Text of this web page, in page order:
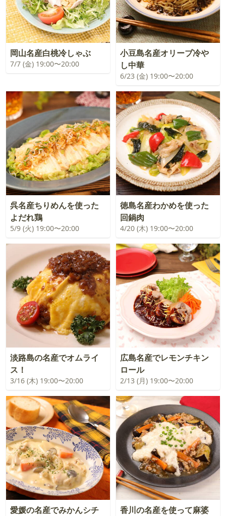
岡山名産白桃冷しゃぶ
7/7 (金) 19:00〜20:00
小豆島名産オリーブ冷や
し中華
6/23 (金) 19:00〜20:00
呉名産ちりめんを使った
よだれ鶏
5/9 (火) 19:00〜20:00
徳島名産わかめを使った
回鍋肉
4/20 (木) 19:00〜20:00
淡路島の名産でオムライ
ス！
3/16 (木) 19:00〜20:00
広島名産でレモンチキン
ロール
2/13 (月) 19:00〜20:00
愛媛の名産でみかんシチ
香川の名産を使って麻婆